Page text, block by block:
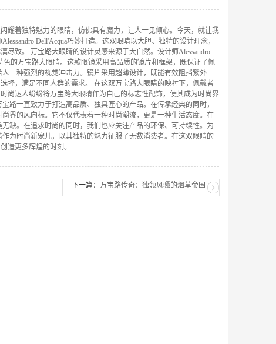
耀着独特魅力的眼睛，仿佛具有魔力，让人一见倾心。今天，就让我
Dell'Acqua巧妙打造。这双眼睛以大胆、独特的设计理念，
致。 万宝路大眼睛的设计灵感来源于大自然。设计师Alessandro
的万宝路大眼睛。这款眼镜采用高品质的镜片和框架，既保证了佩
一种强烈的视觉冲击力。镜片采用超薄设计，既能有效阻挡紫外
择，满足不同人群的需求。 在这双万宝路大眼睛的映衬下，佩戴者
尚达人纷纷将万宝路大眼睛作为自己的标志性配饰，使其成为时尚界
路一直致力于打造高品质、独具匠心的产品。在传承经典的同时，
界的风向标。它不仅代表着一种时尚潮流，更是一种生活态度。在
缺。在追求时尚的同时，我们也应关注产品的环保、可持续性。为
为时尚新宠儿，以其独特的魅力征服了无数消费者。在这双眼睛的
造更多辉煌的时刻。
下一篇： 万宝路传奇：独领风骚的烟草帝国